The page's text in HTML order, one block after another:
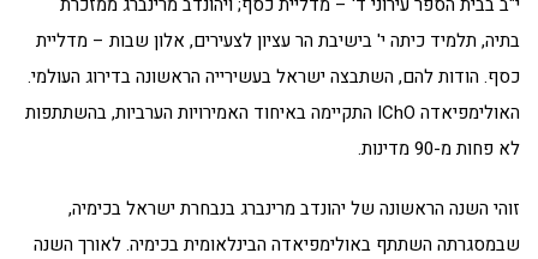
בתיה, תלמיד כיתה י' בישיבת הר עציון לצעירים, אלון שבות – מדליית
כסף. הודות להם, השתבצה ישראל בעשירייה הראשונה בדירוג העולמי.
האולימפיאדה IChO התקיימה באיחוד האמירויות הערביות, בהשתתפות
לא פחות מ-90 מדינות.
זוהי השנה הראשונה של יהונדב מרינברג בנבחרת ישראל בכימיה,
שבמסגרתה השתתף באולימפיאדה הבינלאומית בכימיה. לאורך השנה